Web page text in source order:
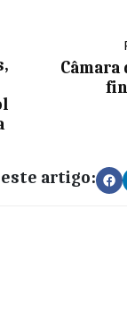
Câmara
artigo: